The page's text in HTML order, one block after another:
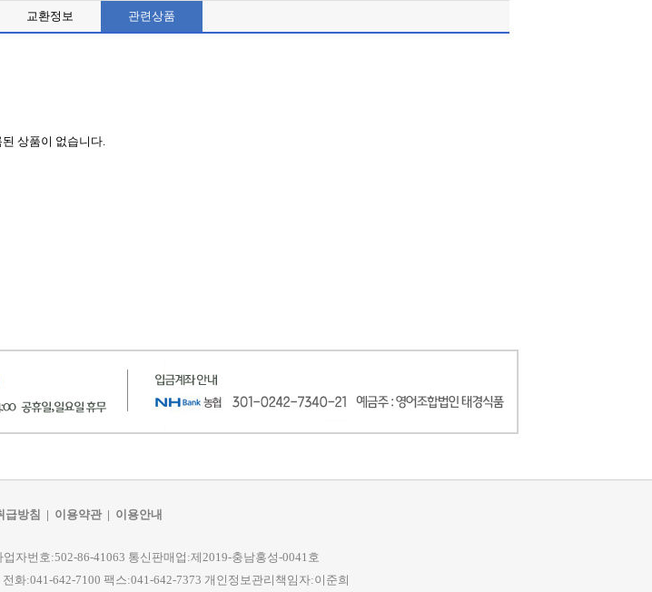
교환정보 관련상품
된 상품이 없습니다.
급방침 | 이용약관| 이용안내
자번호:502-86-41063 통신판매업:제2019-충남홍성-0041호
화:041-642-7100 팩스:041-642-7373 개인정보관리책임자:이준희